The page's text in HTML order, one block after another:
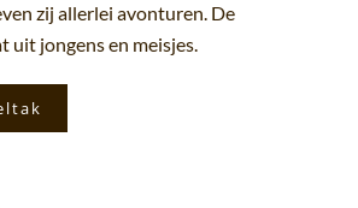
zij allerlei avonturen. De
uit jongens en meisjes.